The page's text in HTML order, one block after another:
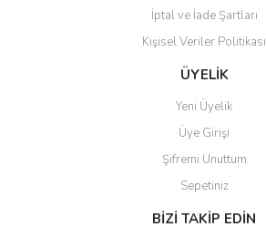
Gönder
İptal ve İade Şartları
Kişisel Veriler Politikası
ÜYELİK
Yeni Üyelik
Üye Girişi
Şifremi Unuttum
Sepetiniz
BİZİ TAKİP EDİN